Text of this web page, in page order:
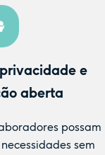
e
aberta
possam
sem